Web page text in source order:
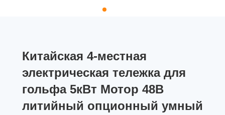
Китайская 4-местная
электрическая тележка для
гольфа 5кВт Мотор 48В
литийный опционный умный